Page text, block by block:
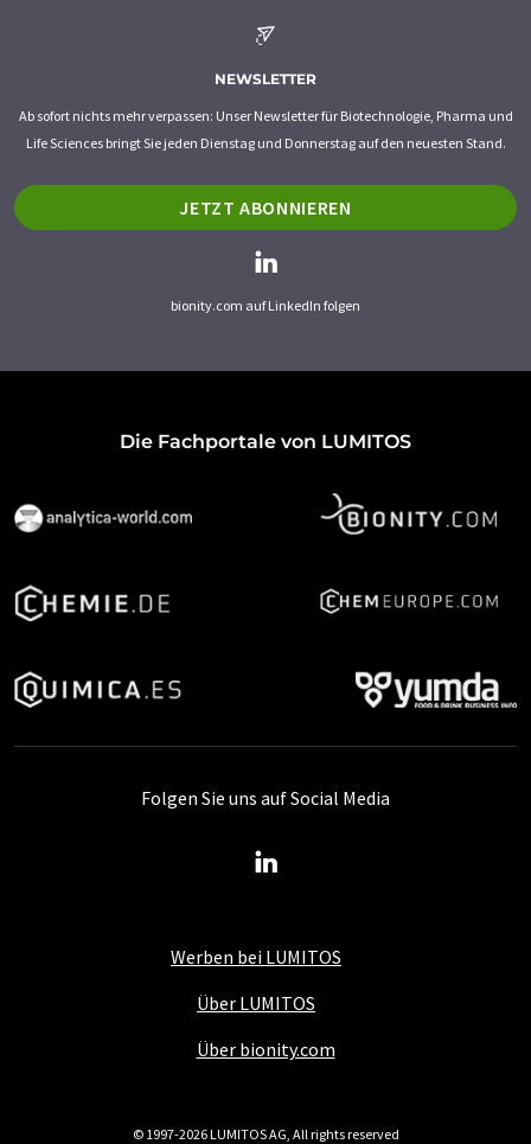
NEWSLETTER
Ab sofort nichts mehr verpassen: Unser Newsletter für Biotechnologie, Pharma und
Life Sciences bringt Sie jeden Dienstag und Donnerstag auf den neuesten Stand.
JETZT ABONNIEREN
bionity.com auf LinkedIn folgen
Die Fachportale von LUMITOS
Werben bei LUMITOS
Über LUMITOS
Über bionity.com
Folgen Sie uns auf Social Media
© 1997-2026 LUMITOS AG, All rights reserved